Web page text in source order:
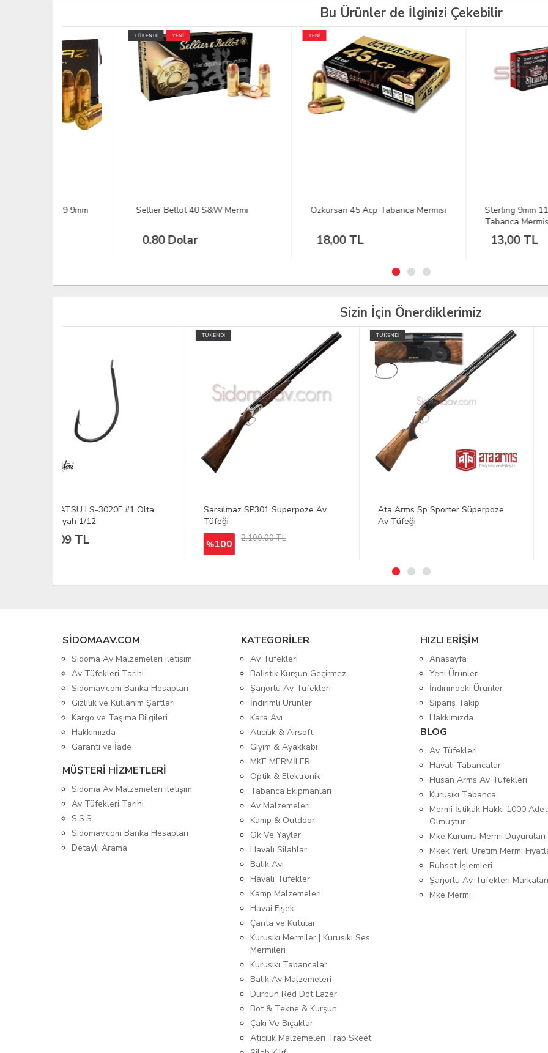
Bu Ürünler de İlginizi Çekebilir
Sellier Bellot 40 S&W Mermi Özkursan 45 Acp Tabanca Mermisi
Sterling 9mm 115 Gr. Luger
Tabanca Mermisi
Sizin İçin Önerdiklerimiz
Sarsılmaz SP301 Superpoze Av
Tüfeği
%
Ata Arms Sp Sporter Süperpoze
DEERHUNTER Strike Teflon
SIDOMAAV.COM
Sidoma Av Malzemeleri iletişim
Av Tüfekleri Tarihi
Sidomav.com Banka Hesapları
Gizlilik ve Kullanım Şartları
Kargo ve Taşıma Bilgileri
Hakkımızda
Garanti ve İade
MÜŞTERİ HİZMETLERİ
Sidoma Av Malzemeleri iletişim
Av Tüfekleri Tarihi
S.S.S.
Sidomav.com Banka Hesapları
Detaylı Arama
KATEGORİLER
Av Tüfekleri
Balistik Kurşun Geçirmez
Şarjörlü Av Tüfekleri
İndirimli Ürünler
Kara Avı
Atıcılık & Airsoft
Giyim & Ayakkabı
MKE MERMİLER
Optik & Elektronik
Tabanca Ekipmanları
Av Malzemeleri
Kamp & Outdoor
Ok Ve Yaylar
Havalı Silahlar
Balık Avı
Havalı Tüfekler
Kamp Malzemeleri
Havai Fişek
Çanta ve Kutular
Kurusıkı Mermiler | Kurusıkı Ses
Mermileri
Kurusıkı Tabancalar
Balık Av Malzemeleri
Dürbün Red Dot Lazer
Bot & Tekne & Kurşun
Çakı Ve Bıçaklar
Atıcılık Malzemeleri Trap Skeet
HIZLI ERİŞİM
Anasayfa
Yeni Ürünler
İndirimdeki Ürünler
Sipariş Takip
Hakkımızda
BLOG
Av Tüfekleri
Havalı Tabancalar
Husan Arms Av Tüfekleri
Kurusıkı Tabanca
Mermi İstikak Hakkı 1000 Adet
Olmuştur.
Mke Kurumu Mermi
Mkek Yerli Üretim Mermi
Ruhsat İşlemleri
Şarjörlü Av Tüfekleri Markaları
Mke Mermi